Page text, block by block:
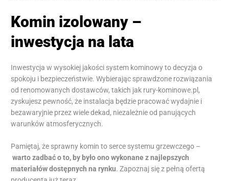
Komin izolowany –
inwestycja na lata
Inwestycja w wysokiej jakości system kominowy to decyzja o
spokoju i bezpieczeństwie. Wybierając sprawdzone rozwiązania
od renomowanych dostawców, takich jak rury-kominowe.pl,
zyskujesz pewność, że instalacja będzie pracować wydajnie i
bezawaryjnie przez wiele dekad, niezależnie od panujących
warunków atmosferycznych.
Pamiętaj, że sprawny komin to serce systemu grzewczego –
warto zadbać o to, by było ono wykonane z najlepszych
materiałów dostępnych na rynku. Zapoznaj się z pełną ofertą